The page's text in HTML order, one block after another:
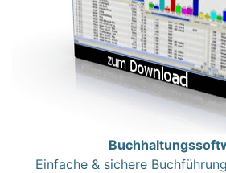
Einfache & sichere